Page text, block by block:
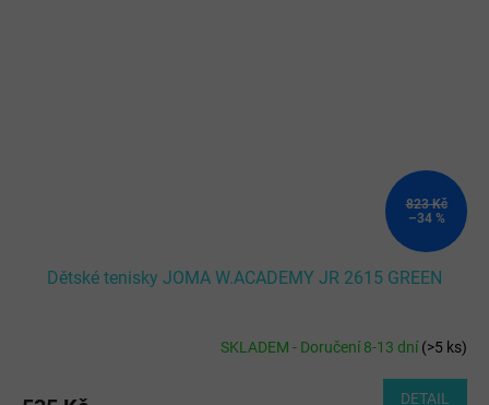
823 Kč
–34 %
Dětské tenisky JOMA W.ACADEMY JR 2615 GREEN
SKLADEM - Doručení 8-13 dní(>5 ks)
DETAIL